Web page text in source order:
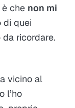
che non mi
di quei
ricordare.
vicino al
l’ho